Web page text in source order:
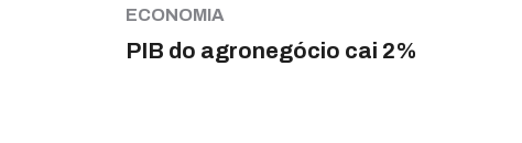
ECONOMIA
PIB do agronegócio cai 2%